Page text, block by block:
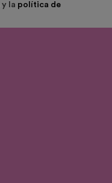
y la política de